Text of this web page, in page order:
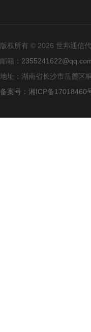
版权所有 © 2026 世邦通信
邮箱：
地址：湖南省长沙市岳麓区
备案号：湘ICP备17018460